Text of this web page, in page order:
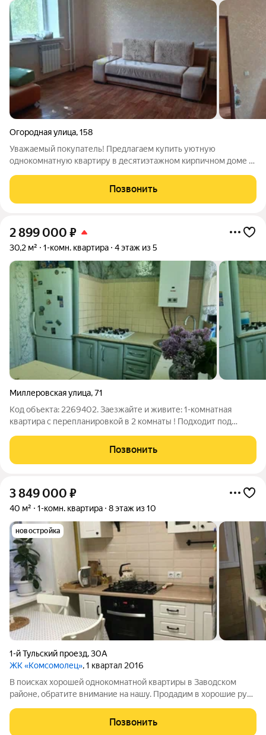
Огородная улица,158
Уважаемый покупатель! Предлагаем купить уютную
однокомнатную квартиру в десятиэтажном кирпичном доме с
в развитом Заводском районе. Квартира находится на
комфортном втором этаже. В ней
Позвонить
2 899 000 ₽
30,2 м² 1-комн. квартира 4 этаж из 5
Миллеровская улица,71
Код объекта: 2269402. Заезжайте и живите: 1-комнатная
квартира с перепланировкой в 2 комнаты ! Подходит под
своего нового дома, а внутри не тесная «однушка», а светлая,
уютная 2-комнатная
Позвонить
3 849 000 ₽
40 м² 1-комн. квартира 8 этаж из 10
новостройка
1-й Тульский проезд,30А
ЖК «Комсомолец», 1 квартал 2016
В поисках хорошей однокомнатной квартиры в Заводском
районе, обратите внимание на нашу. Прoдaдим в хорошие руки
делали для себя, продаём в связи расширением жилплощади
Прoстоpная куxня с
Позвонить